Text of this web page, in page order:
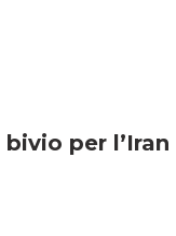
per l’Iran